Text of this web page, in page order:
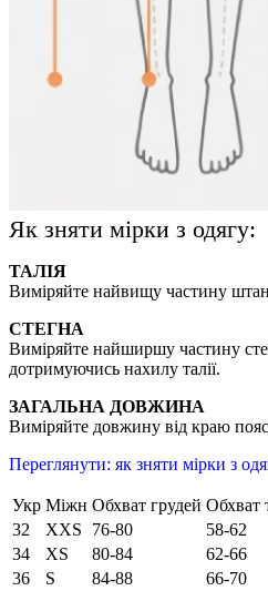
Як зняти мірки з одягу:
ТАЛІЯ
Виміряйте найвищу частину
СТЕГНА
Виміряйте найширшу частину
дотримуючись нахилу талії.
ЗАГАЛЬНА ДОВЖИНА
Виміряйте довжину від краю
Переглянути: як зняти мірки з
Укр Міжн Обхват грудей Обхват
32
XXS 76-80 58-62
34
XS 80-84 62-66
36
S 84-88 66-70